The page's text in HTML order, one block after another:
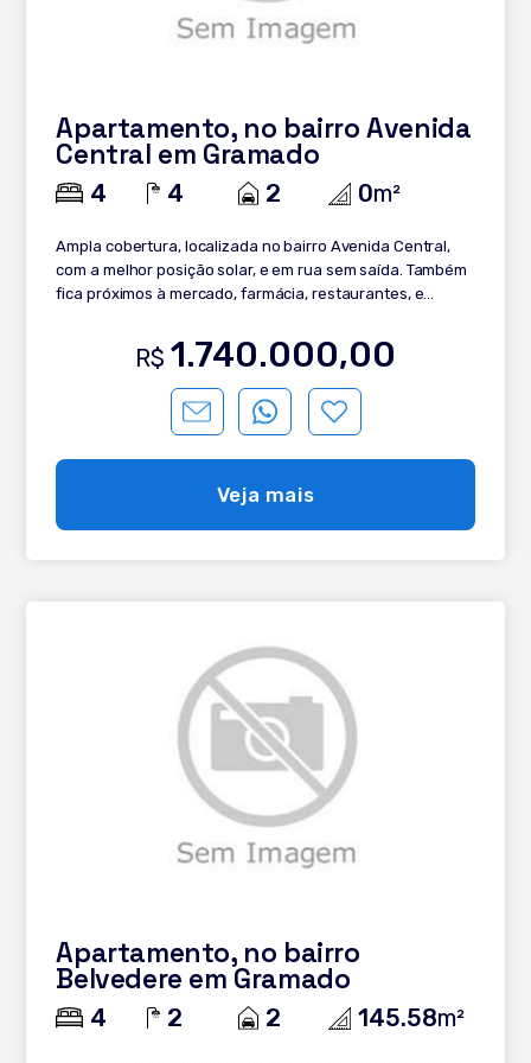
Apartamento, no bairro Avenida
Central em Gramado
4 4 2 0m²
Ampla cobertura, localizada no bairro Avenida Central,
com a melhor posição solar, e em rua sem saída. Também
fica próximos à mercado, farmácia, restaurantes, e
de Gramado e para Canela. - 4 dormitórios ( 2 suítes) -
Sala de estar - Sala de jantar - Cozinha - Área de serviço
- Lavabo - Banho social - Esperas para lareira - Esperas
para calefação - Esperas para água quente -
Churrasqueira - Esquadrias em PVC - Piso laminado -
Ensolarado - Vaga dupla de garagem
R$ 1.740.000,00
Veja mais
Apartamento, no bairro
Belvedere em Gramado
4 2 2 145.58m²